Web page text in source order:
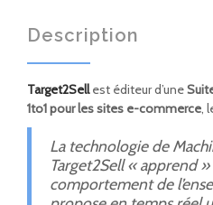
Description
Target2Sellest éditeur d’une
1to1 pour les sites e-commerce,
La technologie de
Target2Sell « apprend
comportement de